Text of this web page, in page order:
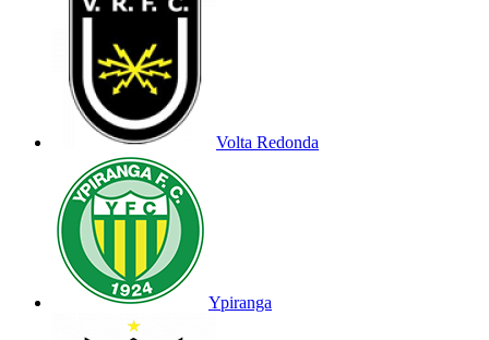
Volta Redonda
Ypiranga